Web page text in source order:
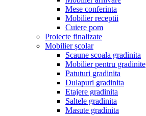
Mese conferinta
Mobilier receptii
Cuiere pom
Proiecte finalizate
Mobilier școlar
Scaune scoala gradinita
Mobilier pentru gradinite
Patuturi gradinita
Dulapuri gradinita
Etajere gradinita
Saltele gradinita
Masute gradinita